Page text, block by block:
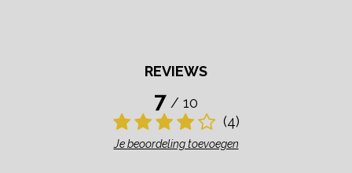
REVIEWS
7 / 10
(4)
Je beoordeling toevoegen